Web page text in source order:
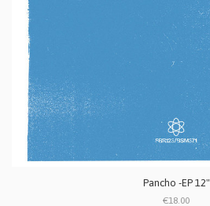
Pancho -EP 12"
€18.00